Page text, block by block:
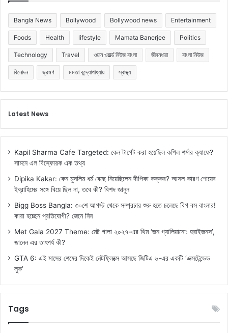
Bangla News Bollywood Bollywood news Entertainment
Foods Health lifestyle Mamata Banerjee Politics
Technology Travel ওয়ান ওয়ার্ল্ড নিউজ বাংলা জীবনধারা বাংলা নিউজ
বিনোদন ভ্রমণ মমতা বন্দ্যোপাধ্যায় স্বাস্থ্য
Latest News
Kapil Sharma Cafe Targeted: কেন টার্গেট করা হয়েছিল কপিল শর্মার ক্যাফে?
সামনে এল বিস্ফোরক এক তথ্য
Dipika Kakar: কেন মুসলিম ধর্ম বেছে নিয়েছিলেন দীপিকা কক্কর? আসল কারণ শোয়েব
ইব্রাহিমের সঙ্গে বিয়ে ছিল না, তবে কী? বিশদ জানুন
Bigg Boss Bangla: ৩০শে আগস্ট থেকে সম্প্রচার শুরু হতে চলেছে বিগ বস বাংলার!
কারা হচ্ছেন প্রতিযোগী? জেনে নিন
Met Gala 2027 Theme: মেট গালা ২০২৭-এর থিম ‘জন গ্যালিয়ানো: হরাইজনস’,
জানেন এর তাৎপর্য কী?
GTA 6: এই মাসের শেষের দিকেই নেটফ্লিক্সে আসছে জিটিএ ৬-এর একটি ‘এক্সটেন্ডেড
লুক’
Tags